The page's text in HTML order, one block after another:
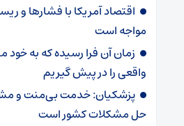
اقتصاد آمریکا با فشارها و
مواجه است
زمان آن فرا رسیده که به خود
واقعی را در پیش گیریم
پزشکیان: خدمت بی‌منت و
حل مشکلات کشور است